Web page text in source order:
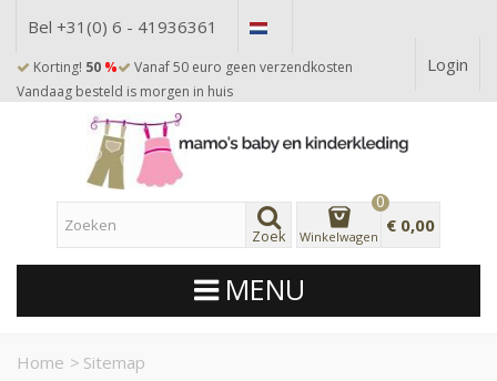
Bel +31(0) 6 - 41936361
Korting! 50 %
Vanaf 50 euro geen verzendkosten
Vandaag besteld is morgen in huis
Login
Zoek Winkelwagen
0
€ 0,00
MENU
Home > Sitemap